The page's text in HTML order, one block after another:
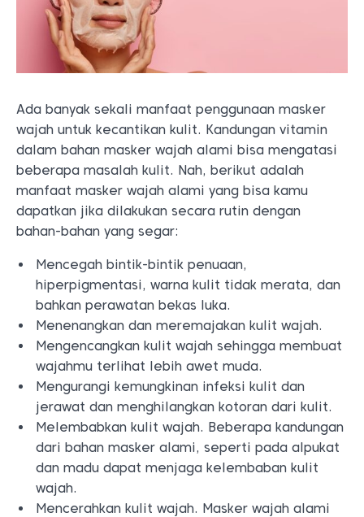
Ada banyak sekali manfaat penggunaan masker
wajah untuk kecantikan kulit. Kandungan vitamin
dalam bahan masker wajah alami bisa mengatasi
beberapa masalah kulit. Nah, berikut adalah
manfaat masker wajah alami yang bisa kamu
dapatkan jika dilakukan secara rutin dengan
bahan-bahan yang segar:
Mencegah bintik-bintik penuaan,
hiperpigmentasi, warna kulit tidak merata, dan
bahkan perawatan bekas luka.
Menenangkan dan meremajakan kulit wajah.
Mengencangkan kulit wajah sehingga membuat
wajahmu terlihat lebih awet muda.
Mengurangi kemungkinan infeksi kulit dan
jerawat dan menghilangkan kotoran dari kulit.
Melembabkan kulit wajah. Beberapa kandungan
dari bahan masker alami, seperti pada alpukat
dan madu dapat menjaga kelembaban kulit
wajah.
Mencerahkan kulit wajah. Masker wajah alami